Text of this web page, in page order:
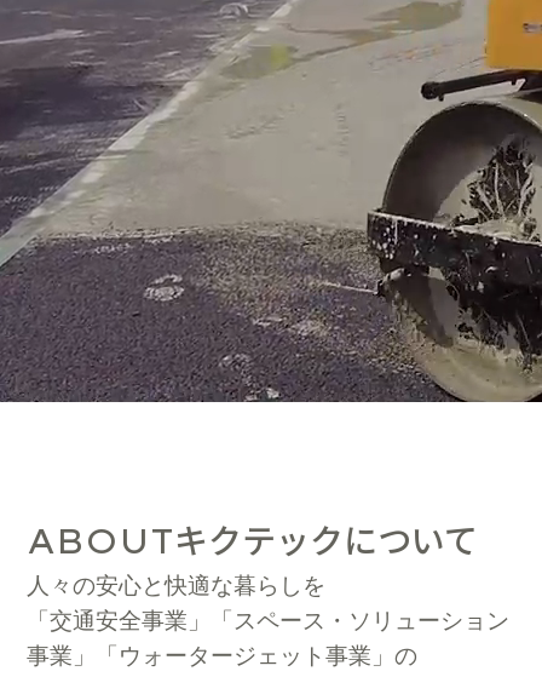
ABOUTキクテックについて
人々の安心と快適な暮らしを
「交通安全事業」「スペース・ソリューション
事業」「ウォータージェット事業」の